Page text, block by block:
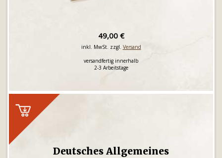
49,00 €
inkl. MwSt. zzgl. Versand
versandfertig innerhalb
2-3 Arbeitstage
Deutsches Allgemeines